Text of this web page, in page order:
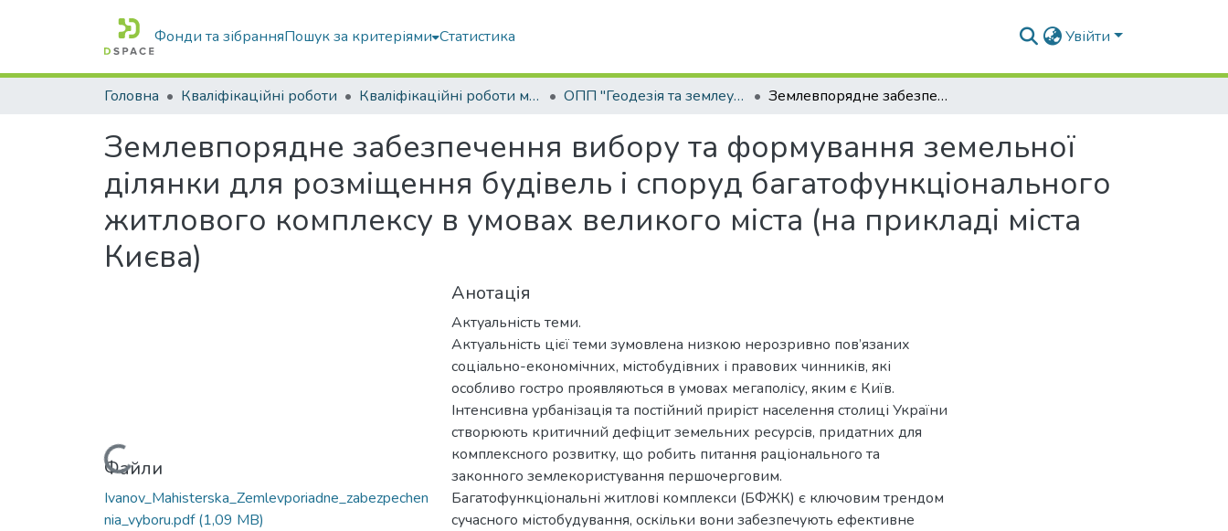
Фонди та зібранняПошук за критеріями Статистика Увійти
Головна Кваліфікаційні роботи Кваліфікаційні роботи магістрів ОПП "Геодезія та землеустрій" Землевпорядне забезпечення вибору та формування земельної ділянки для розміщення будівель і споруд багатофункціонального житлового комплексу в умовах великого міста (на прикладі міста Києва)
Землевпорядне забезпечення вибору та формування земельної
ділянки для розміщення будівель і споруд багатофункціонального
житлового комплексу в умовах великого міста (на прикладі міста
Києва)
Вантажиться...
Файли
Ivanov_Mahisterska_Zemlevporiadne_zabezpechen
nia_vyboru.pdf(1,09 MB)
Анотація
Актуальність теми.
Актуальність цієї теми зумовлена низкою нерозривно пов’язаних
соціально-економічних, містобудівних і правових чинників, які
особливо гостро проявляються в умовах мегаполісу, яким є Київ.
Інтенсивна урбанізація та постійний приріст населення столиці України
створюють критичний дефіцит земельних ресурсів, придатних для
комплексного розвитку, що робить питання раціонального та
законного землекористування першочерговим.
Багатофункціональні житлові комплекси (БФЖК) є ключовим трендом
сучасного містобудування, оскільки вони забезпечують ефективне